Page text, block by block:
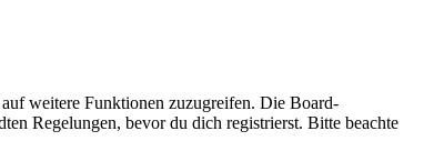
weitere Funktionen zuzugreifen. Die Board-
Regelungen, bevor du dich registrierst. Bitte beachte